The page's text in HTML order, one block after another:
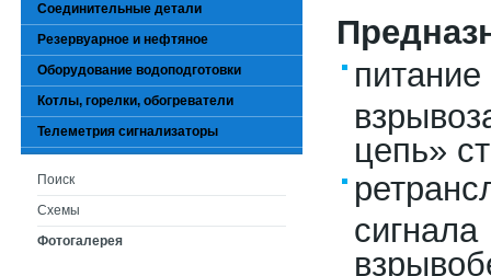
цепь»
Соединительные детали
Резервуарное и нефтяное
Оборудование водоподготовки
Котлы, горелки, обогреватели
Телеметрия сигнализаторы
Поиск
Схемы
Фотогалерея